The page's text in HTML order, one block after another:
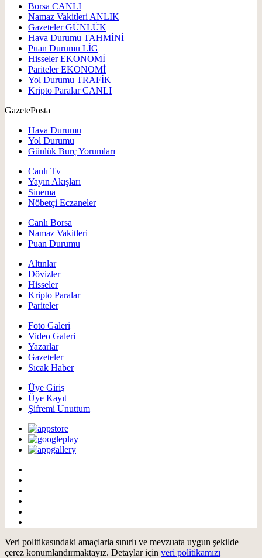
Borsa CANLI
Namaz Vakitleri ANLIK
GazetelerGÜNLÜK
Hava Durumu TAHMİNİ
Puan Durumu LİG
HisselerEKONOMİ
ParitelerEKONOMİ
Yol Durumu TRAFİK
Kripto ParalarCANLI
GazetePosta
Hava Durumu
Yol Durumu
Günlük Burç Yorumları
Canlı Tv
Yayın Akışları
Sinema
Nöbetçi Eczaneler
Canlı Borsa
Namaz Vakitleri
Puan Durumu
Altınlar
Dövizler
Hisseler
Kripto Paralar
Pariteler
Foto Galeri
Video Galeri
Yazarlar
Gazeteler
Sıcak Haber
Üye Giriş
Üye Kayıt
Şifremi Unuttum
Veri politikasındaki amaçlarla sınırlı ve mevzuata uygun şekilde
çerez konumlandırmaktayız. Detaylar için veri politikamızı